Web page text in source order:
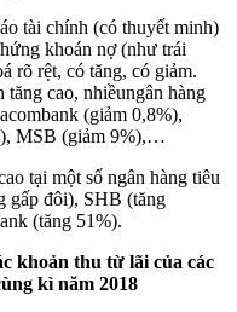
tài chính (có thuyết minh)
khoán nợ (như trái
rõ rệt, có tăng, có giảm.
cao, nhiềungân hàng
(giảm 0,8%),
MSB (giảm 9%),…
tại một số ngân hàng tiêu
gấp đôi), SHB (tăng
(tăng 51%).
khoản thu từ lãi của các
kì năm 2018